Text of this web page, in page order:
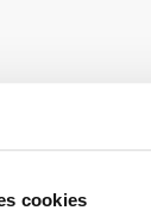
cookies
zu Wort